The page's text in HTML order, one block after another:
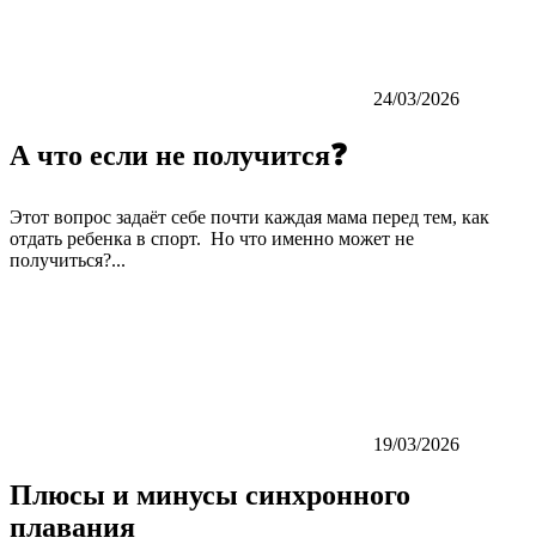
24/03/2026
А что если не получится❓
Этот вопрос задаёт себе почти каждая мама перед тем, как
отдать ребенка в спорт. Но что именно может не
получиться?...
19/03/2026
Плюсы и минусы синхронного
плавания